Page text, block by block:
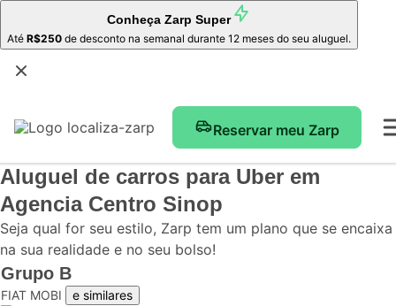
Conheça Zarp Super
Até R$250 de desconto na semanal durante 12 meses do seu aluguel.
Reservar meu Zarp
Aluguel de carros para Uber em
Agencia Centro Sinop
Seja qual for seu estilo, Zarp tem um plano que se encaixa
na sua realidade e no seu bolso!
Grupo B
FIAT MOBI e similares